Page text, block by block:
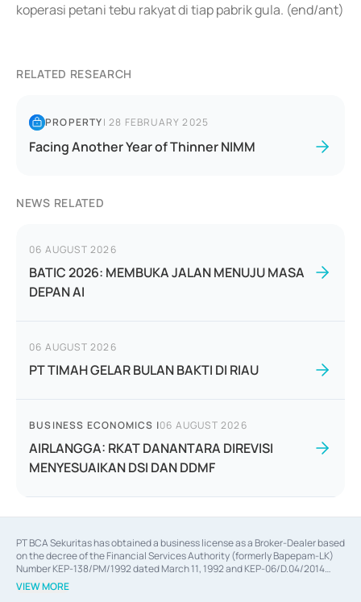
koperasi petani tebu rakyat di tiap pabrik gula. (end/ant)
RELATED RESEARCH
PROPERTY|28 FEBRUARY 2025
Facing Another Year of Thinner NIMM
NEWS RELATED
06 AUGUST 2026
BATIC 2026: MEMBUKA JALAN MENUJU MASA
DEPAN AI
06 AUGUST 2026
PT TIMAH GELAR BULAN BAKTI DI RIAU
BUSINESS ECONOMICS |06 AUGUST 2026
AIRLANGGA: RKAT DANANTARA DIREVISI
MENYESUAIKAN DSI DAN DDMF
PT BCA Sekuritas has obtained a business license as a Broker-Dealer based
on the decree of the Financial Services Authority (formerly Bapepam-LK)
Number KEP-138/PM/1992 dated March 11, 1992 and KEP-06/D.04/2014
dated February 28, 2014, a business license as an Underwriter based on the
decree of the Financial Services Authority Number KEP-12/PM/PEE/1997
VIEW MORE